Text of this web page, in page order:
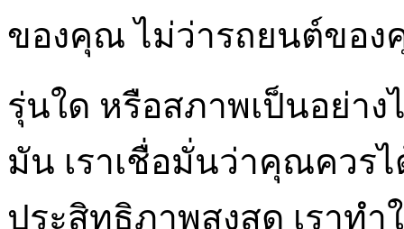
ของคุณ ไม่ว่ารถยนต์ของ
รุ่นใด หรือสภาพเป็นอย่า
มัน เราเชื่อมั่นว่าคุณควร
ประสิทธิภาพสูงสุด เราท